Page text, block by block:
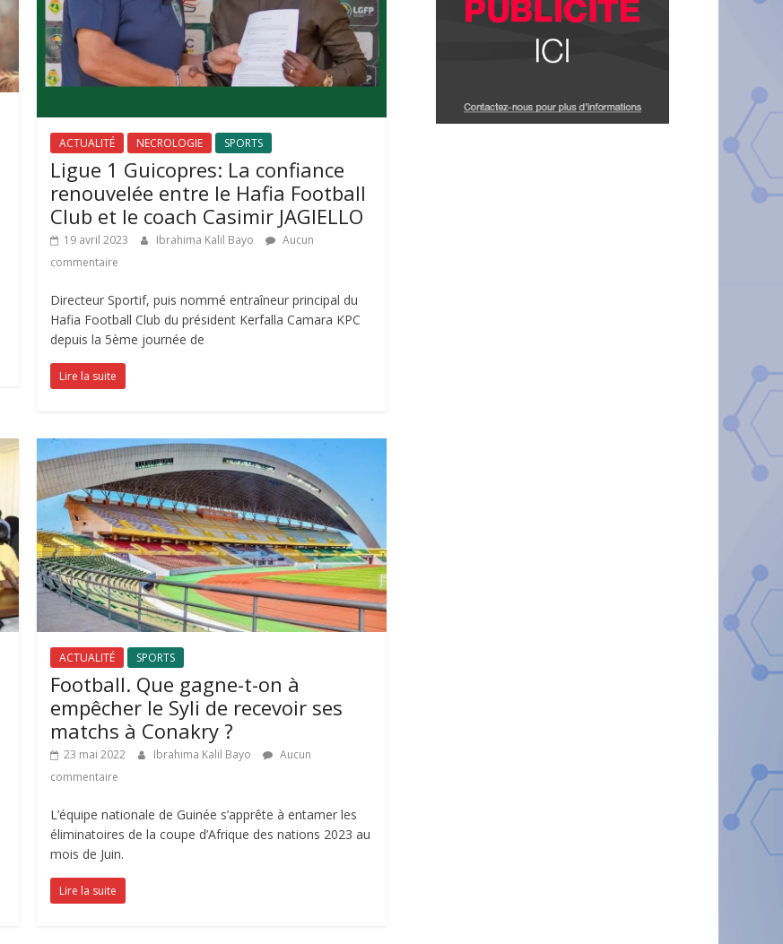
ACTUALITÉ NECROLOGIE SPORTS
Ligue 1 Guicopres: La confiance
renouvelée entre le Hafia Football
Club et le coach Casimir JAGIELLO
19 avril 2023 Ibrahima Kalil Bayo
Aucun
commentaire
Directeur Sportif, puis nommé entraîneur principal du
Hafia Football Club du président Kerfalla Camara KPC
depuis la 5ème journée de
Lire la suite
ACTUALITÉ SPORTS
Football. Que gagne-t-on à
empêcher le Syli de recevoir ses
matchs à Conakry ?
23 mai 2022 Ibrahima Kalil Bayo
Aucun
commentaire
L’équipe nationale de Guinée s’apprête à entamer les
éliminatoires de la coupe d’Afrique des nations 2023 au
mois de Juin.
Lire la suite